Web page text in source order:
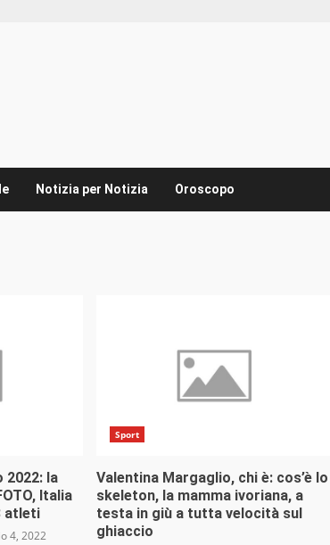
Notizia per Notizia Oroscopo
2022: la
Italia
atleti
4, 2022
Sport
Valentina Margaglio, chi è: cos’è lo
skeleton, la mamma ivoriana, a
testa in giù a tutta velocità sul
ghiaccio